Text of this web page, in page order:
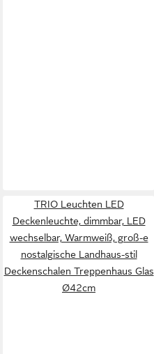
TRIO Leuchten LED
Deckenleuchte, dimmbar, LED
wechselbar, Warmweiß, groß-e
nostalgische Landhaus-stil
Deckenschalen Treppenhaus Glas
Ø42cm